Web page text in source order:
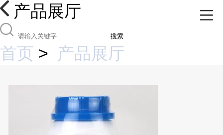
产品展厅
搜索
首页 > 产品展厅